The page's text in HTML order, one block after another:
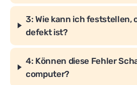
3: Wie kann ich feststellen,
defekt ist?
4: Können diese Fehler
computer?